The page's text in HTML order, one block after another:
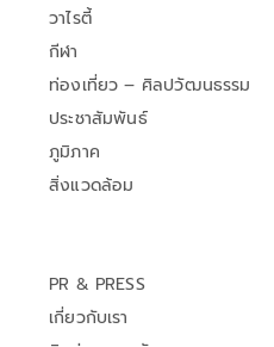
วาไรตี้
กีฬา
ท่องเที่ยว – ศิลปวัฒนธรรม
ประชาสัมพันธ์
ภูมิภาค
สิ่งแวดล้อม
PR & PRESS
เกี่ยวกับเรา